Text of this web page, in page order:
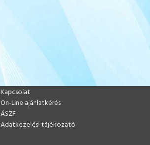
HASZNOS LINKEK
Kapcsolat
On-Line ajánlatkérés
ÁSZF
Adatkezelési tájékozató